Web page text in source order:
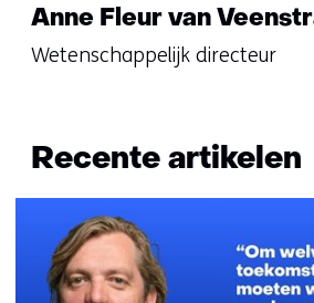
Anne Fleur van
Wetenschappelijk directeur
Recente artikelen